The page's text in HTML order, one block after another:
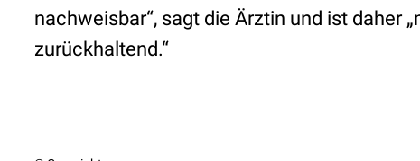
nachweisbar“, sagt die Ärztin und ist daher
zurückhaltend.“